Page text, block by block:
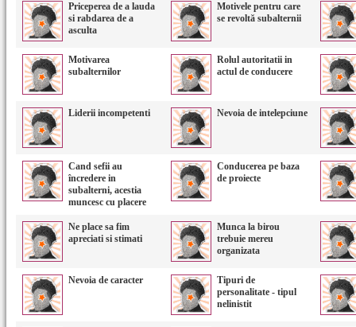
Priceperea de a lauda
si rabdarea de a
asculta
Motivele pentru care
se revoltă subalternii
Motivarea
subalternilor
Rolul autoritatii in
actul de conducere
Liderii incompetenti Nevoia de intelepciune
Cand sefii au
încredere in
subalterni, acestia
muncesc cu placere
Conducerea pe baza
de proiecte
Ne place sa fim
apreciati si stimati
Munca la birou
trebuie mereu
organizata
Nevoia de caracter
Tipuri de
personalitate - tipul
nelinistit